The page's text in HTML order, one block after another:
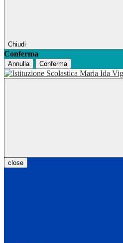
Chiudi
Conferma
Annulla Conferma
close